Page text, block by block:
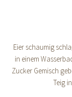
Eier schaumig
in einem
Zucker Gemisch
Teig